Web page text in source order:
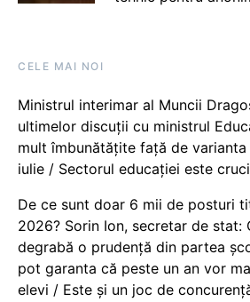
CELE MAI NOI
Ministrul interimar al Muncii
ultimelor discuții cu ministrul
mult îmbunătățite față de
iulie / Sectorul educației este
De ce sunt doar 6 mii de posturi
2026? Sorin Ion, secretar de stat:
degrabă o prudență din partea
pot garanta că peste un an vor
elevi / Este și un joc de